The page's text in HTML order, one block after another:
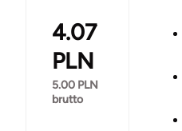
4.07
PLN
5.00 PLN
brutto